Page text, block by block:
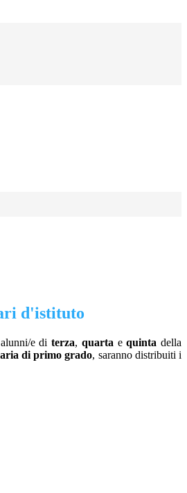
d'istituto
e diterza, quarta equinta della
di primo grado, saranno distribuiti i